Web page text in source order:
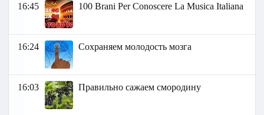
16:45 100 Brani Per Conoscere La Musica Italiana
16:24 Сохраняем молодость мозга
16:03 Правильно сажаем смородину